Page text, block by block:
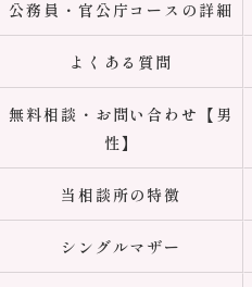
公務員・官公庁コースの詳細
よくある質問
無料相談・お問い合わせ【男
性】
当相談所の特徴
シングルマザー